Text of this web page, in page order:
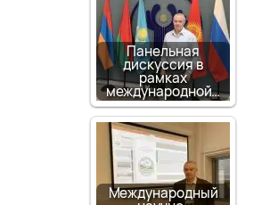
Панельная
дискуссия в
рамках
международной…
Международный